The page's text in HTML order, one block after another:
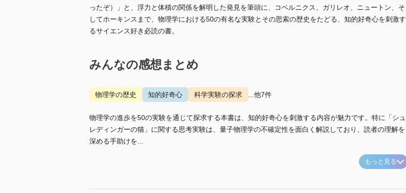
ったぞ）」と、浮力と体積の関係を解明した発見を筆頭に、コペルニクス、ガリレオ、ニュートン、そ
してホーキンスまで、物理学における50の有名な実験とその思索の歴史をたどる、知的好奇心を刺激す
るサイエンス好き必読の書。
みんなの感想まとめ
物理学の歴史 知的好奇心 科学実験の探求 ...他7件
物理学の進歩を50の実験を通じて探求する本書は、知的好奇心を刺激する内容が魅力です。特に「シュ
レディンガーの猫」に関する思考実験は、量子物理学の不確定性を面白く解説しており、読者の理解を
深める手助けを...
もっと見る